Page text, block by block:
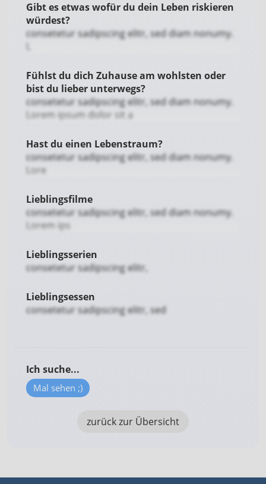
Gibt es etwas wofür du dein Leben riskieren
würdest?
consetetur sadipscing elitr, sed diam nonumy.
Fühlst du dich Zuhause am wohlsten oder
bist du lieber unterwegs?
consetetur sadipscing elitr, sed diam nonumy.
Lorem ipsum dolor sit a
Hast du einen Lebenstraum?
consetetur sadipscing elitr, sed diam nonumy.
Lore
Lieblingsfilme
consetetur sadipscing elitr, sed diam nonumy.
Lorem ips
Lieblingsserien
consetetur sadipscing elitr,
Lieblingsessen
consetetur sadipscing elitr, sed
Ich suche...
Mal sehen ;)
zurück zur Übersicht